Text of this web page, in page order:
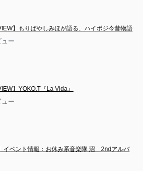
】もりばやしみほが語る、ハイポジ今昔物語
ュー
】YOKO.T『La Vida』
ュー
イベント情報：お休み系音楽隊 沼　2ndアルバ